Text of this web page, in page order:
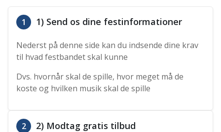
1 1) Send os dine festinformationer
Nederst på denne side kan du indsende dine krav
til hvad festbandet skal kunne
Dvs. hvornår skal de spille, hvor meget må de
koste og hvilken musik skal de spille
2 2) Modtag gratis tilbud